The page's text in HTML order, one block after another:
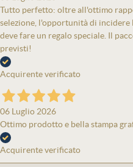
Tutto perfetto: oltre all'ottimo
selezione, l'opportunità di incidere
deve fare un regalo speciale. Il
previsti!
Acquirente verificato
06 Luglio 2026
Ottimo prodotto e bella stampa
Acquirente verificato